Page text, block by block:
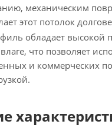
механическим
этот потолок
обладает высокой
что позволяет
и коммерческих